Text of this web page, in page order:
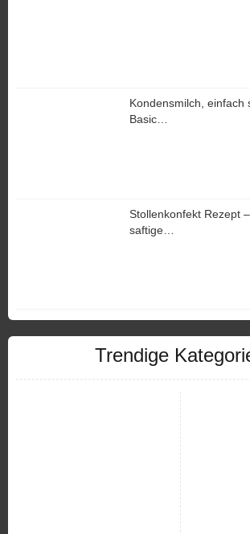
Kondensmilch, einfach
Basic…
Stollenkonfekt Rezept
saftige…
Trendige